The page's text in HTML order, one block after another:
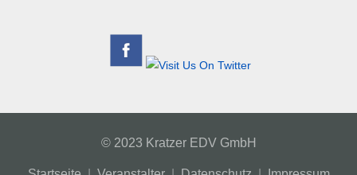
© 2023 Kratzer EDV GmbH